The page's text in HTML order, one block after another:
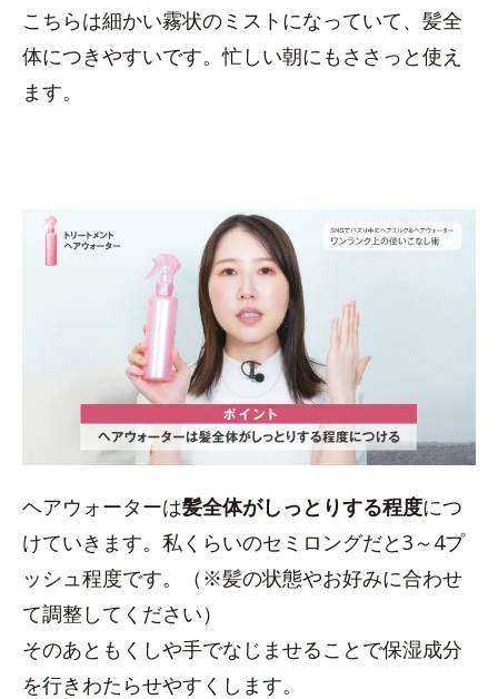
こちらは細かい霧状のミストになっていて、髪全
体につきやすいです。忙しい朝にもささっと使え
ます。
ヘアウォーターは髪全体がしっとりする程度につ
けていきます。私くらいのセミロングだと3～4プ
ッシュ程度です。（※髪の状態やお好みに合わせ
て調整してください）
そのあともくしや手でなじませることで保湿成分
を行きわたらせやすくします。